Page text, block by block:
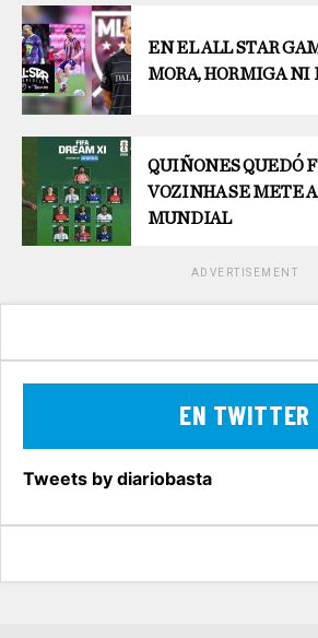
EN EL ALL STAR
MORA, HORMIGA NI
QUIÑONES QUEDÓ
VOZINHA SE METE
MUNDIAL
ADVERTISEMENT
EN TWITTER
Tweets by diariobasta